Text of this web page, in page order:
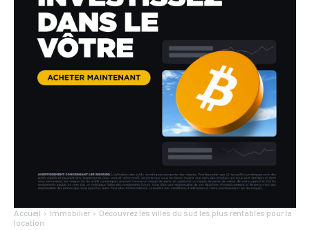
Accueil Immobilier
Découvrez les villes du sud les plus rentables pour la
location